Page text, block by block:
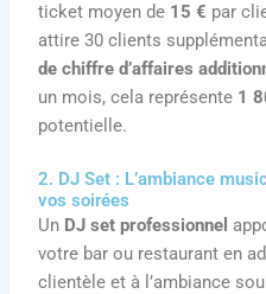
ticket moyen de 15 € par
attire 30 clients
de chiffre d’affaires
un mois, cela représente 1
potentielle.
2. DJ Set : L’ambiance
vos soirées
Un DJ set professionnel
votre bar ou restaurant en
clientèle et à l’ambiance